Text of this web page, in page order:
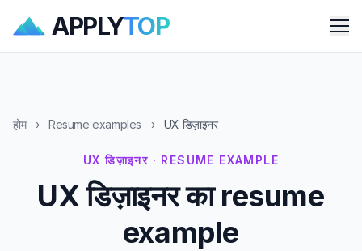
APPLYTOP
होम › Resume examples › UX डिज़ाइनर
UX डिज़ाइनर · RESUME EXAMPLE
UX डिज़ाइनर का resume
example